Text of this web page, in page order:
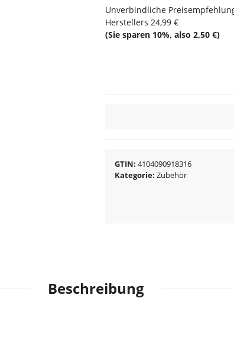
GTIN 4104090918316
Kategorie Zubehör
Unverbindliche
Herstellers 24,99 €
(Sie sparen 10%, also 2,50 €)
Beschreibung